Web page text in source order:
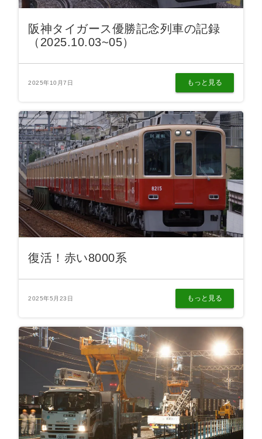
阪神タイガース優勝記念列車の記録
（2025.10.03~05）
2025年10月7日 もっと見る
復活！赤い8000系
2025年5月23日 もっと見る